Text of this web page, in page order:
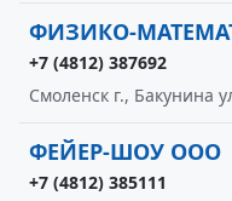
ФИЗИКО-
+7 (4812) 387692
Смоленск г., Бакунина
ФЕЙЕР-ШОУ ООО
+7 (4812) 385111